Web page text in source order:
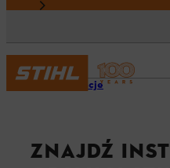
Informacje
ZNAJDŹ